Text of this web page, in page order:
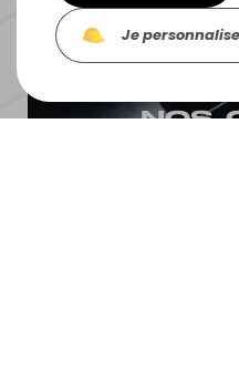
NOS
Je personnalise